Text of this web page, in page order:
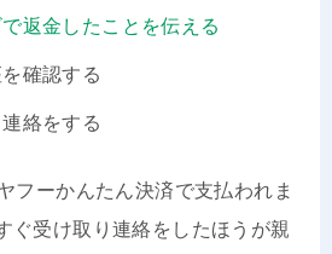
返金したことを伝える
確認する
絡をする
フーかんたん決済で支払われま
ぐ受け取り連絡をしたほうが親